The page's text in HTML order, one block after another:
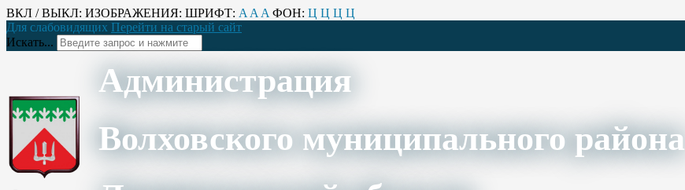
ВКЛ / ВЫКЛ: ИЗОБРАЖЕНИЯ: ШРИФТ: A A A ФОН: Ц Ц Ц Ц
Для слабовидящих Перейти на старый сайт
Искать...
Администрация
Волховского муниципального района